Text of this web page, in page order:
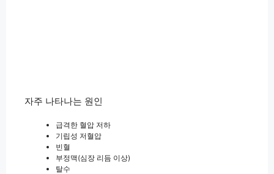
자주 나타나는 원인
급격한 혈압 저하
기립성 저혈압
빈혈
부정맥(심장 리듬 이상)
탈수